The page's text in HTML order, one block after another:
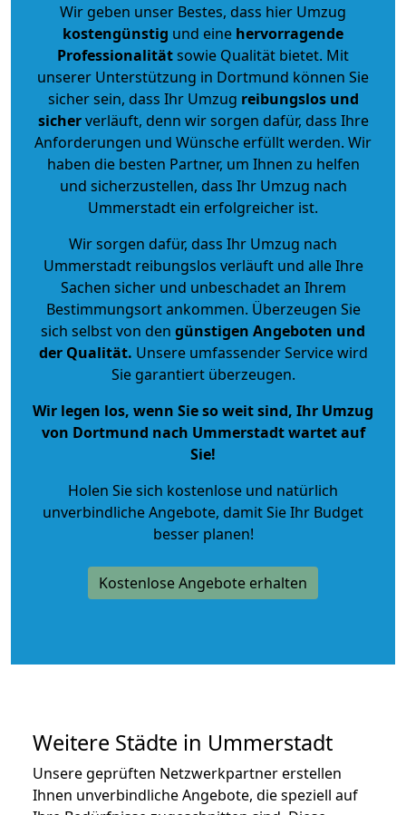
Wir geben unser Bestes, dass hier Umzug
kostengünstig und eine hervorragende
Professionalitätsowie Qualität bietet. Mit
unserer Unterstützung in Dortmund können Sie
sicher sein, dass Ihr Umzug reibungslos und
sicherverläuft, denn wir sorgen dafür, dass Ihre
Anforderungen und Wünsche erfüllt werden. Wir
haben die besten Partner, um Ihnen zu helfen
und sicherzustellen, dass Ihr Umzug nach
Ummerstadt ein erfolgreicher ist.
Wir sorgen dafür, dass Ihr Umzug nach
Ummerstadt reibungslos verläuft und alle Ihre
Sachen sicher und unbeschadet an Ihrem
Bestimmungsort ankommen. Überzeugen Sie
sich selbst von den günstigen Angeboten und
der Qualität. Unsere umfassender Service wird
Sie garantiert überzeugen.
Wir legen los, wenn Sie so weit sind, Ihr Umzug
von Dortmund nach Ummerstadt wartet auf
Sie!
Holen Sie sich kostenlose und natürlich
unverbindliche Angebote, damit Sie Ihr Budget
besser planen!
Kostenlose Angebote erhalten
Weitere Städte in Ummerstadt
Unsere geprüften Netzwerkpartner erstellen
Ihnen unverbindliche Angebote, die speziell auf